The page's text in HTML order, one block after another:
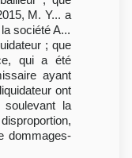
M. Y... a
société A...
; que
qui a été
ayant
ont
soulevant la
dommages-